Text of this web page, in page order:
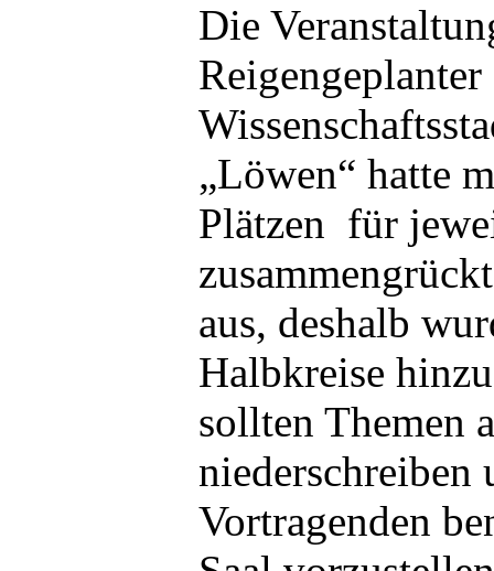
Die
„Löwen“ hatte
Plätzen für
aus, deshalb
Halbkreise
sollten Themen
niederschreiben
Vortragenden